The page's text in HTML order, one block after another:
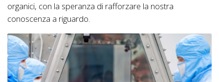
organici, con la speranza di rafforzare la nostra
conoscenza a riguardo.